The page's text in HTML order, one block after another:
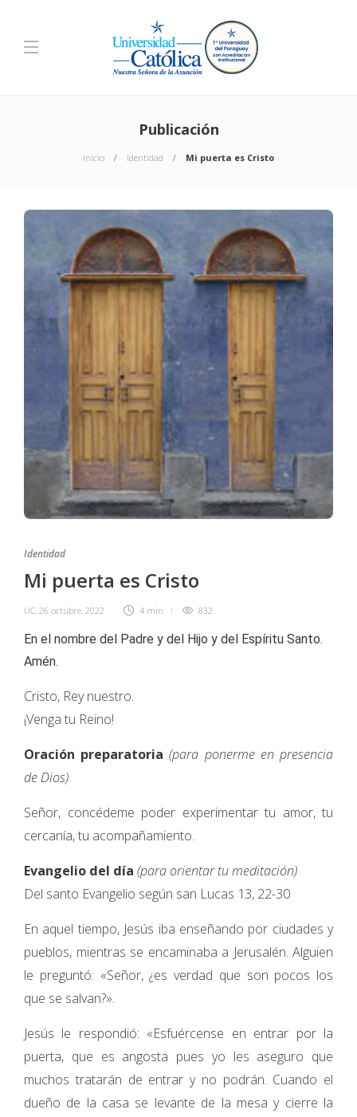
Publicación
Inicio Identidad Mi puerta es Cristo
Identidad
Mi puerta es Cristo
UC, 26 octubre, 2022 4 min 832
En el nombre del Padre y del Hijo y del Espíritu Santo.
Amén.
Cristo, Rey nuestro.
¡Venga tu Reino!
Oración preparatoria (para ponerme en presencia
de Dios)
Señor, concédeme poder experimentar tu amor, tu
cercanía, tu acompañamiento.
Evangelio del día (para orientar tu meditación)
Del santo Evangelio según san Lucas 13, 22-30
En aquel tiempo, Jesús iba enseñando por ciudades y
pueblos, mientras se encaminaba a Jerusalén. Alguien
le preguntó: «Señor, ¿es verdad que son pocos los
que se salvan?».
Jesús le respondió: «Esfuércense en entrar por la
puerta, que es angosta pues yo les aseguro que
muchos tratarán de entrar y no podrán. Cuando el
dueño de la casa se levante de la mesa y cierre la